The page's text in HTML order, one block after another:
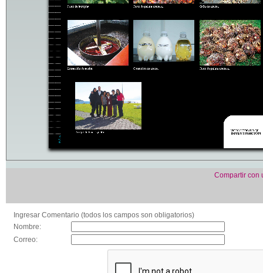
Compartir con
Ingresar Comentario (todos los campos son obligatorios)
Nombre:
Correo: